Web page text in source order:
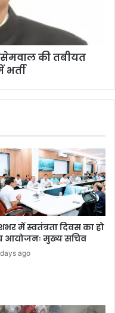
सेमवाल की तबीयत
में स्वतंत्रता दिवस का हो
आयोजनः मुख्य सचिव
ago